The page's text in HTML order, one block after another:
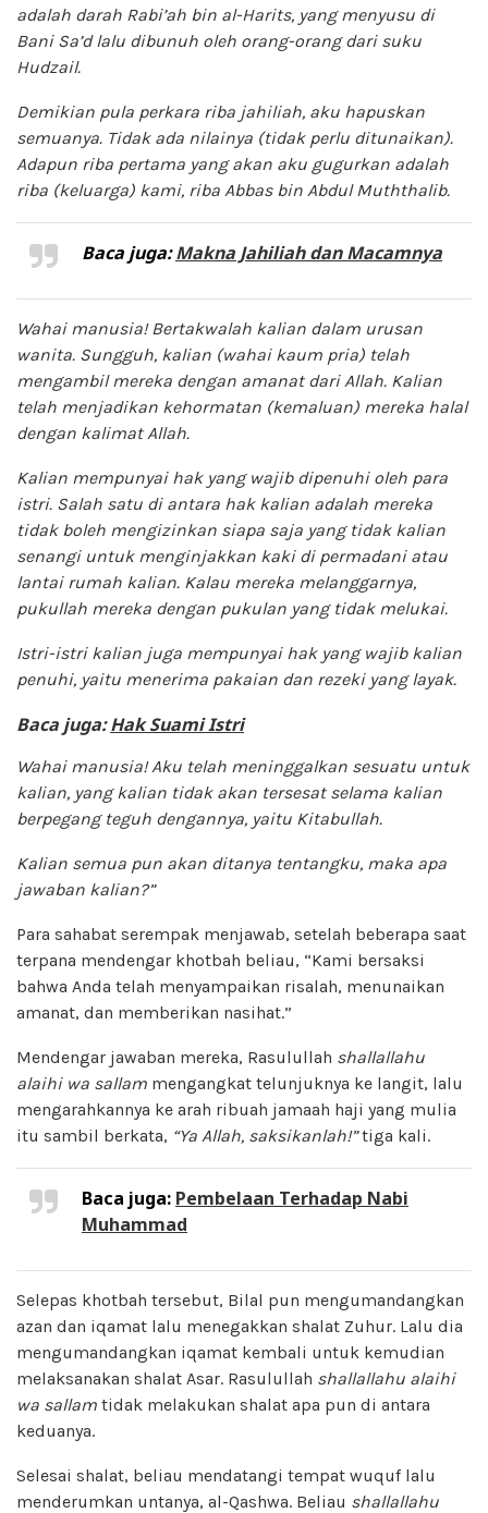
adalah darah Rabi’ah bin al-Harits, yang menyusu di
Bani Sa’d lalu dibunuh oleh orang-orang dari suku
Hudzail.
Demikian pula perkara riba jahiliah, aku hapuskan
semuanya. Tidak ada nilainya (tidak perlu ditunaikan).
Adapun riba pertama yang akan aku gugurkan adalah
riba (keluarga) kami, riba Abbas bin Abdul Muththalib.
Baca juga:Makna Jahiliah dan Macamnya
Wahai manusia! Bertakwalah kalian dalam urusan
wanita. Sungguh, kalian (wahai kaum pria) telah
mengambil mereka dengan amanat dari Allah. Kalian
telah menjadikan kehormatan (kemaluan) mereka halal
dengan kalimat Allah.
Kalian mempunyai hak yang wajib dipenuhi oleh para
istri. Salah satu di antara hak kalian adalah mereka
tidak boleh mengizinkan siapa saja yang tidak kalian
senangi untuk menginjakkan kaki di permadani atau
lantai rumah kalian. Kalau mereka melanggarnya,
pukullah mereka dengan pukulan yang tidak melukai.
Istri-istri kalian juga mempunyai hak yang wajib kalian
penuhi, yaitu menerima pakaian dan rezeki yang layak.
Baca juga:Hak Suami Istri
Wahai manusia! Aku telah meninggalkan sesuatu untuk
kalian, yang kalian tidak akan tersesat selama kalian
berpegang teguh dengannya, yaitu Kitabullah.
Kalian semua pun akan ditanya tentangku, maka apa
jawaban kalian?”
Para sahabat serempak menjawab, setelah beberapa saat
terpana mendengar khotbah beliau, “Kami bersaksi
bahwa Anda telah menyampaikan risalah, menunaikan
amanat, dan memberikan nasihat.”
Mendengar jawaban mereka, Rasulullah shallallahu
alaihi wa sallam mengangkat telunjuknya ke langit, lalu
mengarahkannya ke arah ribuah jamaah haji yang mulia
itu sambil berkata, “Ya Allah, saksikanlah!”tiga kali.
Baca juga: Pembelaan Terhadap Nabi
Muhammad
Selepas khotbah tersebut, Bilal pun mengumandangkan
azan dan iqamat lalu menegakkan shalat Zuhur. Lalu dia
mengumandangkan iqamat kembali untuk kemudian
melaksanakan shalat Asar. Rasulullah shallallahu alaihi
wa sallam tidak melakukan shalat apa pun di antara
keduanya.
Selesai shalat, beliau mendatangi tempat wuquf lalu
menderumkan untanya, al-Qashwa. Beliau shallallahu